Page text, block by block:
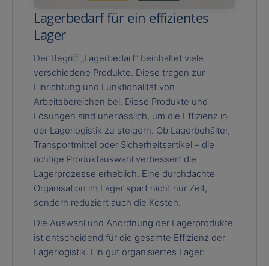
Lagerbedarf für ein effizientes
Lager
Der Begriff „Lagerbedarf“ beinhaltet viele
verschiedene Produkte. Diese tragen zur
Einrichtung und Funktionalität von
Arbeitsbereichen bei. Diese Produkte und
Lösungen sind unerlässlich, um die Effizienz in
der Lagerlogistik zu steigern. Ob Lagerbehälter,
Transportmittel oder Sicherheitsartikel – die
richtige Produktauswahl verbessert die
Lagerprozesse erheblich. Eine durchdachte
Organisation im Lager spart nicht nur Zeit,
sondern reduziert auch die Kosten.
Die Auswahl und Anordnung der Lagerprodukte
ist entscheidend für die gesamte Effizienz der
Lagerlogistik. Ein gut organisiertes Lager: